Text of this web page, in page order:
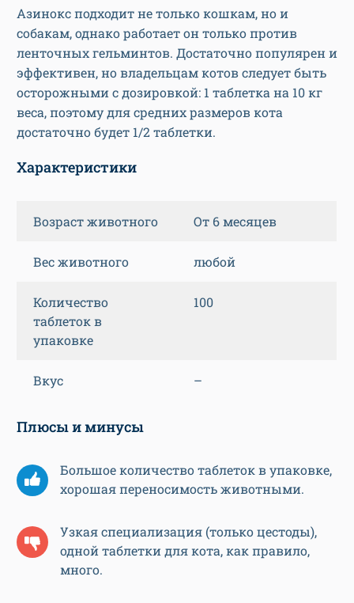
Азинокс подходит не только кошкам, но и
собакам, однако работает он только против
ленточных гельминтов. Достаточно популярен и
эффективен, но владельцам котов следует быть
осторожными с дозировкой: 1 таблетка на 10 кг
веса, поэтому для средних размеров кота
достаточно будет 1/2 таблетки.
Характеристики
Возраст животного От 6 месяцев
Вес животного любой
Количество
таблеток в
упаковке
100
Вкус –
Плюсы и минусы
Большое количество таблеток в упаковке,
хорошая переносимость животными.
Узкая специализация (только цестоды),
одной таблетки для кота, как правило,
много.